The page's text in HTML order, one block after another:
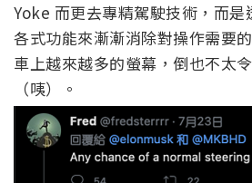
Yoke 而更去專精駕駛技術，而
各式功能來漸漸消除對操作需要
車上越來越多的螢幕，倒也不太
（咦）。